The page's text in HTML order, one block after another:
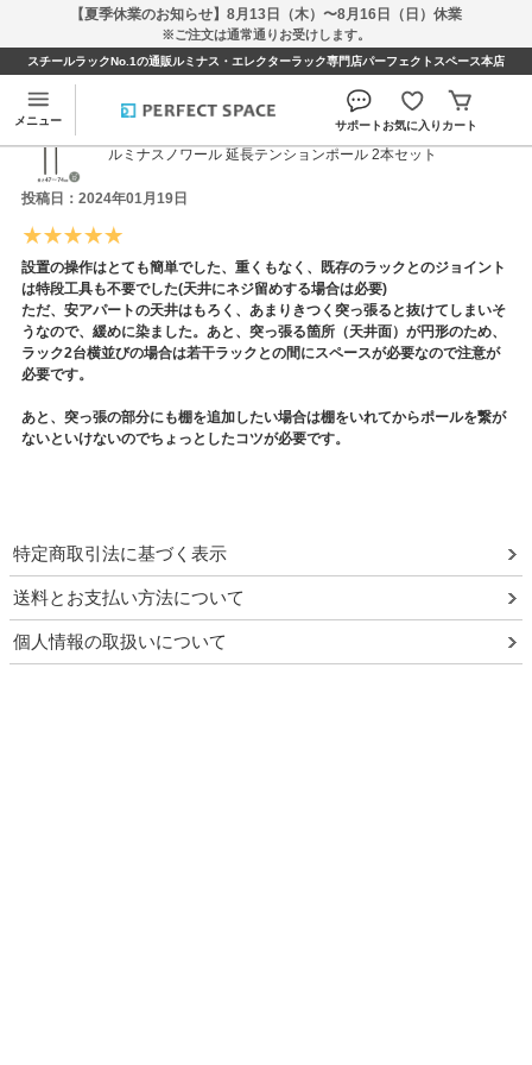
【夏季休業のお知らせ】8月13日（木）〜8月16日（日）休業
※ご注文は通常通りお受けします。
スチールラックNo.1の通販ルミナス・エレクターラック専門店パーフェクトスペース本店
メニュー サポートお気に入り カート
Hastyさんのレビュー
ルミナスノワール 延長テンションポール 2本セット
投稿日：2024年01月19日
設置の操作はとても簡単でした、重くもなく、既存のラックとのジョイント
は特段工具も不要でした(天井にネジ留めする場合は必要)
ただ、安アパートの天井はもろく、あまりきつく突っ張ると抜けてしまいそ
うなので、緩めに染ました。あと、突っ張る箇所（天井面）が円形のため、
ラック2台横並びの場合は若干ラックとの間にスペースが必要なので注意が
必要です。
あと、突っ張の部分にも棚を追加したい場合は棚をいれてからポールを繋が
ないといけないのでちょっとしたコツが必要です。
特定商取引法に基づく表示
送料とお支払い方法について
個人情報の取扱いについて